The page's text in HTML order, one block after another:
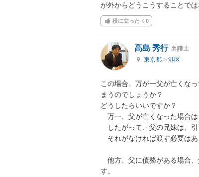
が外からどうこうすることでは
役に立った 0
高島 秀行 弁護士
東京都 > 港区
この場合、万が一父が亡くな
まうのでしょうか？
どうしたらいいですか？
万一、父が亡くなった場合は
したがって、父の兄妹は、引
それがなければ渡す必要はあ
他方、父に債務がある場合、
す。